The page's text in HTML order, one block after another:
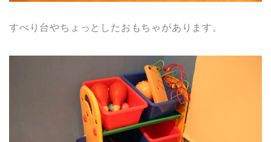
すべり台やちょっとしたおもちゃがあります。